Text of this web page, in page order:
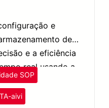
e
de
e a eficiência
real usando a
SOP
aivi